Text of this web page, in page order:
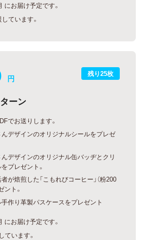
にお届け予定です。
ています。
残り25枚
円
ーン
でお送りします。
デザインのオリジナルシールをプレゼ
デザインのオリジナル缶バッヂとクリ
プレゼント。
が焙煎した「こもれびコーヒー」（粉200
ント。
作り革製パスケースをプレゼント
にお届け予定です。
ています。